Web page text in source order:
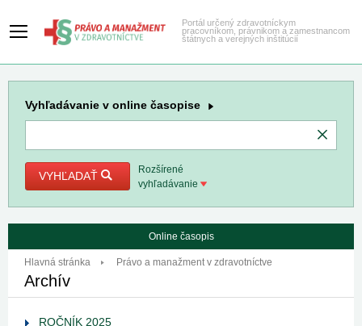
Portál určený zdravotníckym
pracovníkom, právnikom a zamestnancom
štátnych a verejných inštitúcií
Vyhľadávanie v online časopise
VYHĽADAŤ
Rozšírené
vyhľadávanie
Online časopis
Hlavná stránka Právo a manažment v zdravotníctve
Archív
ROČNÍK 2025